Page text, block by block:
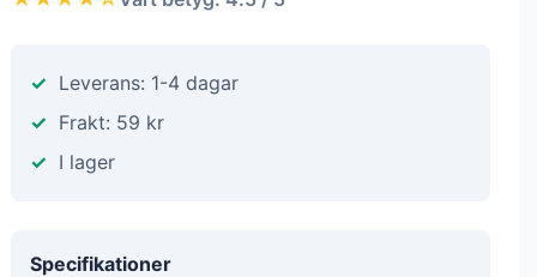
Leverans: 1-4 dagar
Frakt: 59 kr
I lager
Specifikationer